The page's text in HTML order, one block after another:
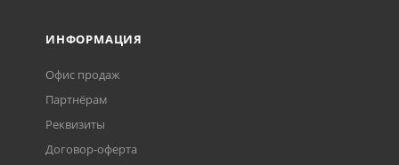
ИНФОРМАЦИЯ
Офис продаж
Партнёрам
Реквизиты
Договор-оферта